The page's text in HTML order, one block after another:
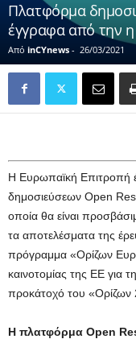
Πλατφόρμα
έγγραφα από την
Από inCYnews - 26/03/2021
H Ευρωπαϊκή Επιτροπή
δημοσιεύσεων Open
οποία θα είναι
τα αποτελέσματα της
πρόγραμμα «Ορίζων
καινοτομίας της ΕΕ για
προκάτοχό του «Ορίζων
Η πλατφόρμα Open